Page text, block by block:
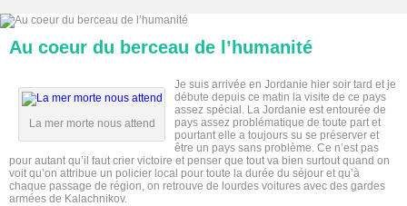
Au coeur du berceau de l’humanité
La mer morte nous attend
Je suis arrivée en Jordanie hier soir tard et je
débute depuis ce matin la visite de ce pays
assez spécial. La Jordanie est entourée de
pays assez problématique de toute part et
pourtant elle a toujours su se préserver et
être un pays sans problème. Ce n’est pas
pour autant qu’il faut crier victoire et penser que tout va bien surtout quand on
voit qu’on attribue un policier local pour toute la durée du séjour et qu’à
chaque passage de région, on retrouve de lourdes voitures avec des gardes
armées de Kalachnikov.